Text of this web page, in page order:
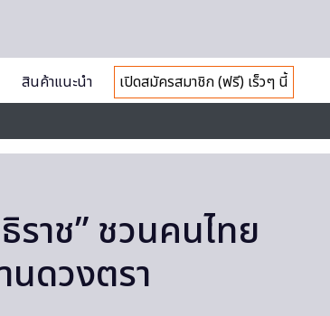
สินค้าแนะนำ
เปิดสมัครสมาชิก (ฟรี) เร็วๆ นี้
าช” ชวนคนไทย
ดวงตรา